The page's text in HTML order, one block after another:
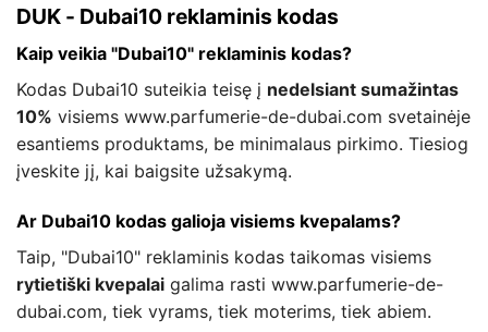
DUK - Dubai10 reklaminis kodas
Kaip veikia "Dubai10" reklaminis kodas?
Kodas Dubai10 suteikia teisę į nedelsiant sumažintas
10% visiems www.parfumerie-de-dubai.com svetainėje
esantiems produktams, be minimalaus pirkimo. Tiesiog
įveskite jį, kai baigsite užsakymą.
Ar Dubai10 kodas galioja visiems kvepalams?
Taip, "Dubai10" reklaminis kodas taikomas visiems
rytietiški kvepalai galima rasti www.parfumerie-de-
dubai.com, tiek vyrams, tiek moterims, tiek abiem.